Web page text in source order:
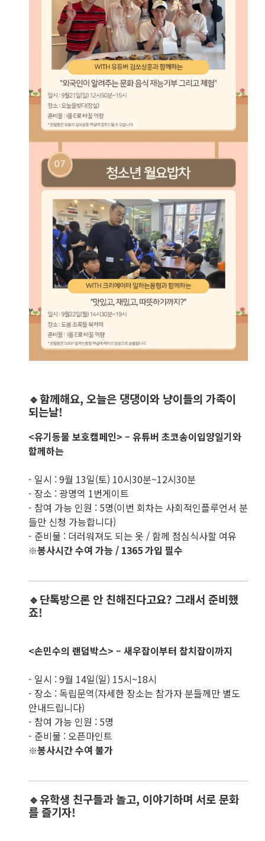
🔹함께해요, 오늘은 댕댕이와 냥이들의 가족이
되는날!
<유기동물 보호캠페인> – 유튜버 초코송이입양일기와
함께하는
- 일시 : 9월 13일(토) 10시30분~12시30분
- 장소 : 광명역 1번게이트
- 참여 가능 인원 : 5명(이번 회차는 사회적인플루언서 분
들만 신청 가능합니다)
- 준비물 : 더러워져도 되는 옷 / 함께 점심식사할 여유
※봉사시간 수여 가능 / 1365 가입 필수
🔹단톡방으론 안 친해진다고요? 그래서 준비했
죠!
<손민수의 랜덤박스> – 새우잡이부터 참치잡이까지
- 일시 : 9월 14일(일) 15시~18시
- 장소 : 독립문역(자세한 장소는 참가자 분들께만 별도
안내드립니다)
- 참여 가능 인원 : 5명
- 준비물 : 오픈마인트
※봉사시간 수여 불가
🔹유학생 친구들과 놀고, 이야기하며 서로 문화
를 즐기자!